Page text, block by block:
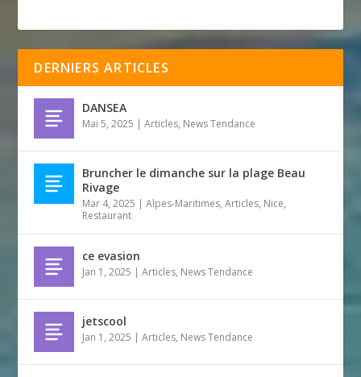
DERNIERS ARTICLES
DANSEA
Mai 5, 2025 |Articles, News Tendance
Bruncher le dimanche sur la plage Beau
Rivage
Mar 4, 2025 |Alpes-Maritimes,Articles, Nice,
Restaurant
ce evasion
Jan 1, 2025 |Articles, News Tendance
jetscool
Jan 1, 2025 |Articles, News Tendance